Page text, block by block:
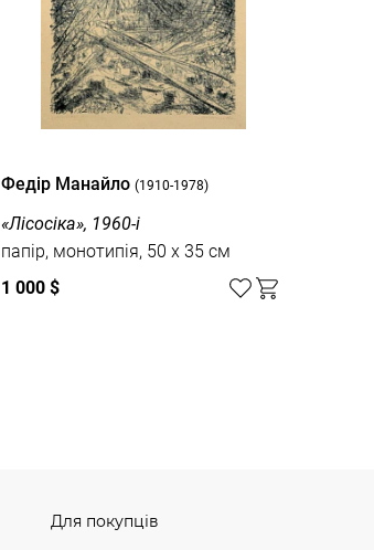
Федір Манайло (1910-1978)
«Лісосіка», 1960-і
папір, монотипія, 50 x 35 см
1 000 $
Для покупців